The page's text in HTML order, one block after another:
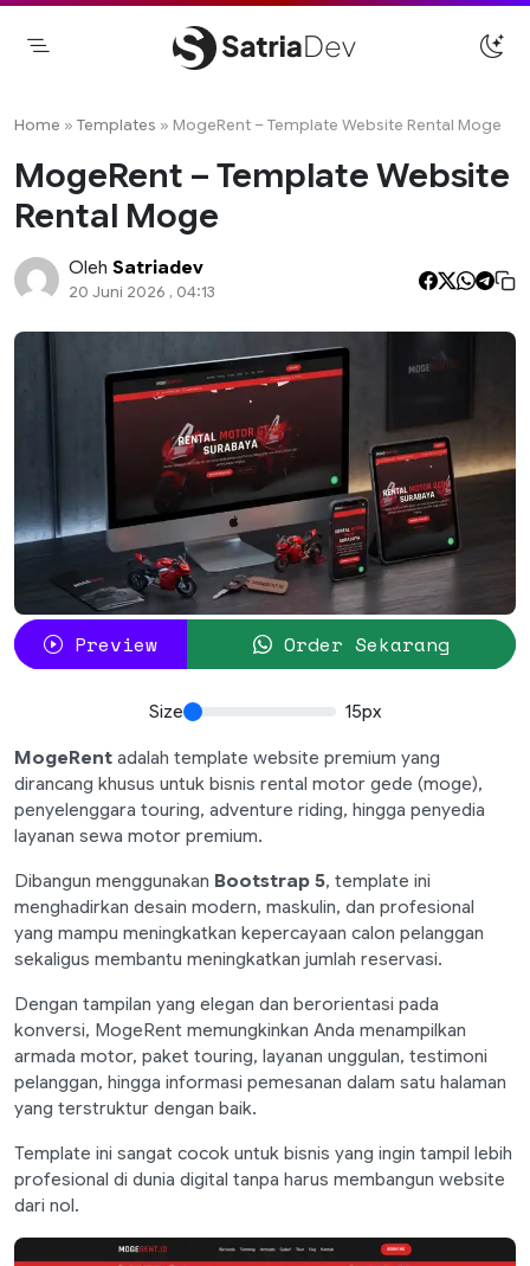
Skip
Home » Templates » MogeRent – Template Website Rental Moge
MogeRent – Template Website
Rental Moge
Oleh Satriadev
20 Juni 2026 , 04:13
Preview Order Sekarang
Size 15px
MogeRent adalah template website premium yang
dirancang khusus untuk bisnis rental motor gede (moge),
penyelenggara touring, adventure riding, hingga penyedia
layanan sewa motor premium.
Dibangun menggunakan Bootstrap 5, template ini
menghadirkan desain modern, maskulin, dan profesional
yang mampu meningkatkan kepercayaan calon pelanggan
sekaligus membantu meningkatkan jumlah reservasi.
Dengan tampilan yang elegan dan berorientasi pada
konversi, MogeRent memungkinkan Anda menampilkan
armada motor, paket touring, layanan unggulan, testimoni
pelanggan, hingga informasi pemesanan dalam satu halaman
yang terstruktur dengan baik.
Template ini sangat cocok untuk bisnis yang ingin tampil lebih
profesional di dunia digital tanpa harus membangun website
dari nol.